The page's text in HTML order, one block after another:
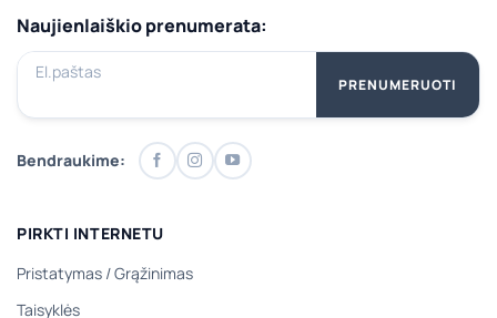
Naujienlaiškio prenumerata:
El.paštas
PRENUMERUOTI
Bendraukime:
PIRKTI INTERNETU
Pristatymas /Grąžinimas
Taisyklės